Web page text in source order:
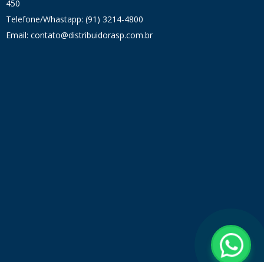
450
Telefone/Whastapp: (91) 3214-4800
Email: contato@distribuidorasp.com.br